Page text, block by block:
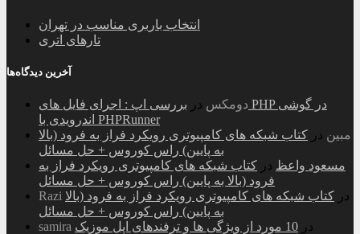
انتخاب باربری مناسب در تهران
تارهای اتری
آخرین دیدگاه‌ها
دومکس در بررسی اپ : اجرای فایل های PHP در گوشی
اندرویدی با PHPRunner
مبین در کتاب شبکه های کامپیوتری رویکرد فراز به فرود (بالا
به پایین) راس کوروس + حل مسائل
مسعود واعظ در کتاب شبکه های کامپیوتری رویکرد فراز به
فرود (بالا به پایین) راس کوروس + حل مسائل
Razi
در کتاب شبکه های کامپیوتری رویکرد فراز به فرود (بالا
به پایین) راس کوروس + حل مسائل
samira
در 10 مورد از ویژگی ها و ترفندهای اپل موزیک